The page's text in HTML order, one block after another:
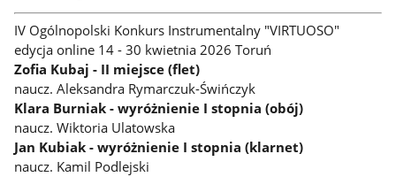
IV Ogólnopolski Konkurs Instrumentalny "VIRTUOSO"
edycja online 14 - 30 kwietnia 2026 Toruń
Zofia Kubaj - II miejsce (flet)
naucz. Aleksandra Rymarczuk-Świńczyk
Klara Burniak - wyróżnienie I stopnia (obój)
naucz. Wiktoria Ulatowska
Jan Kubiak - wyróżnienie I stopnia (klarnet)
naucz. Kamil Podlejski